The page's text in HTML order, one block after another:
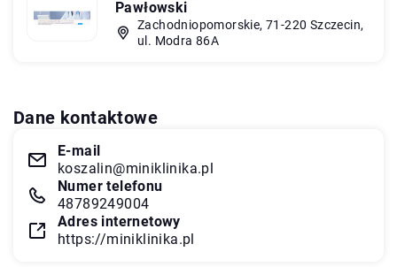
Pawłowski
Zachodniopomorskie, 71-220 Szczecin,
ul. Modra 86A
Dane kontaktowe
E-mail
koszalin@miniklinika.pl
Numer telefonu
48789249004
Adres internetowy
https://miniklinika.pl